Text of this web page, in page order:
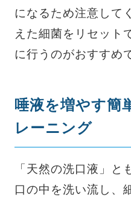
になるため注意して
えた細菌をリセット
に行うのがおすすめ
唾液を増やす簡
レーニング
「天然の洗口液」と
口の中を洗い流し、